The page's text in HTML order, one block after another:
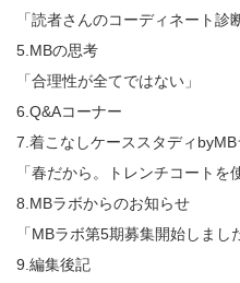
「読者さんのコーディネート診
5.MBの思考
「合理性が全てではない」
6.Q&Aコーナー
7.着こなしケーススタディbyMB
「春だから。トレンチコートを
8.MBラボからのお知らせ
「MBラボ第5期募集開始しまし
9.編集後記